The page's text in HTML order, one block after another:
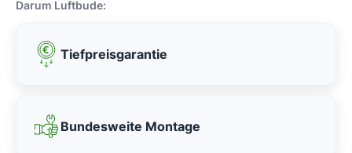
Darum Luftbude:
Tiefpreisgarantie
Bundesweite Montage